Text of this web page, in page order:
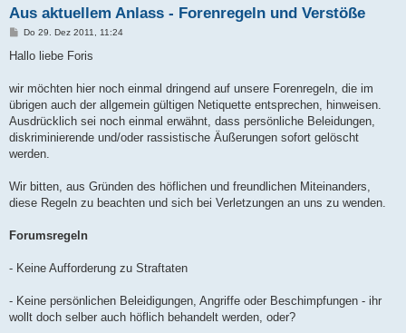
Aus aktuellem Anlass - Forenregeln und Verstöße
B
i
a
Do 29. Dez 2011, 11:24
Hallo liebe Foris
wir möchten hier noch einmal dringend auf unsere Forenregeln, die im
übrigen auch der allgemein gültigen Netiquette entsprechen, hinweisen.
Ausdrücklich sei noch einmal erwähnt, dass persönliche Beleidungen,
diskriminierende und/oder rassistische Äußerungen sofort gelöscht
werden.
Wir bitten, aus Gründen des höflichen und freundlichen Miteinanders,
diese Regeln zu beachten und sich bei Verletzungen an uns zu wenden.
Forumsregeln
- Keine Aufforderung zu Straftaten
- Keine persönlichen Beleidigungen, Angriffe oder Beschimpfungen - ihr
wollt doch selber auch höflich behandelt werden, oder?